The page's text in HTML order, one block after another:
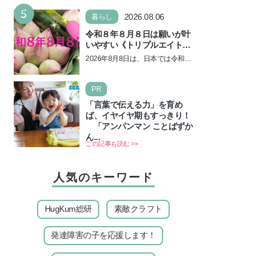
5 暮らし
2026.08.06
令和８年８月８日は願いが叶
いやすい《トリプルエイト》
の日！ 13日の獅子座の新月
2026年8月8日は、日本では令和8
ズゲート」というとって…
PR
「言葉で伝える力」を育め
ば、イヤイヤ期もすっきり！
「アンパンマン ことばずか
ん...
この記事も読む >>
人気のキーワード
HugKum総研 素敵クラフト
発達障害の子を応援します！